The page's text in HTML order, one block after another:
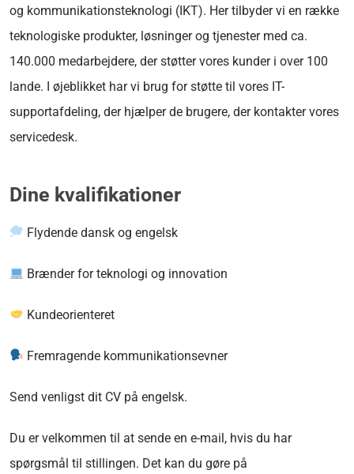
og kommunikationsteknologi (IKT). Her tilbyder vi en række
teknologiske produkter, løsninger og tjenester med ca.
140.000 medarbejdere, der støtter vores kunder i over 100
lande. I øjeblikket har vi brug for støtte til vores IT-
supportafdeling, der hjælper de brugere, der kontakter vores
servicedesk.
Dine kvalifikationer
Flydende dansk og engelsk
Brænder for teknologi og innovation
Kundeorienteret
Fremragende kommunikationsevner
Send venligst dit CV på engelsk.
Du er velkommen til at sende en e-mail, hvis du har
spørgsmål til stillingen. Det kan du gøre på